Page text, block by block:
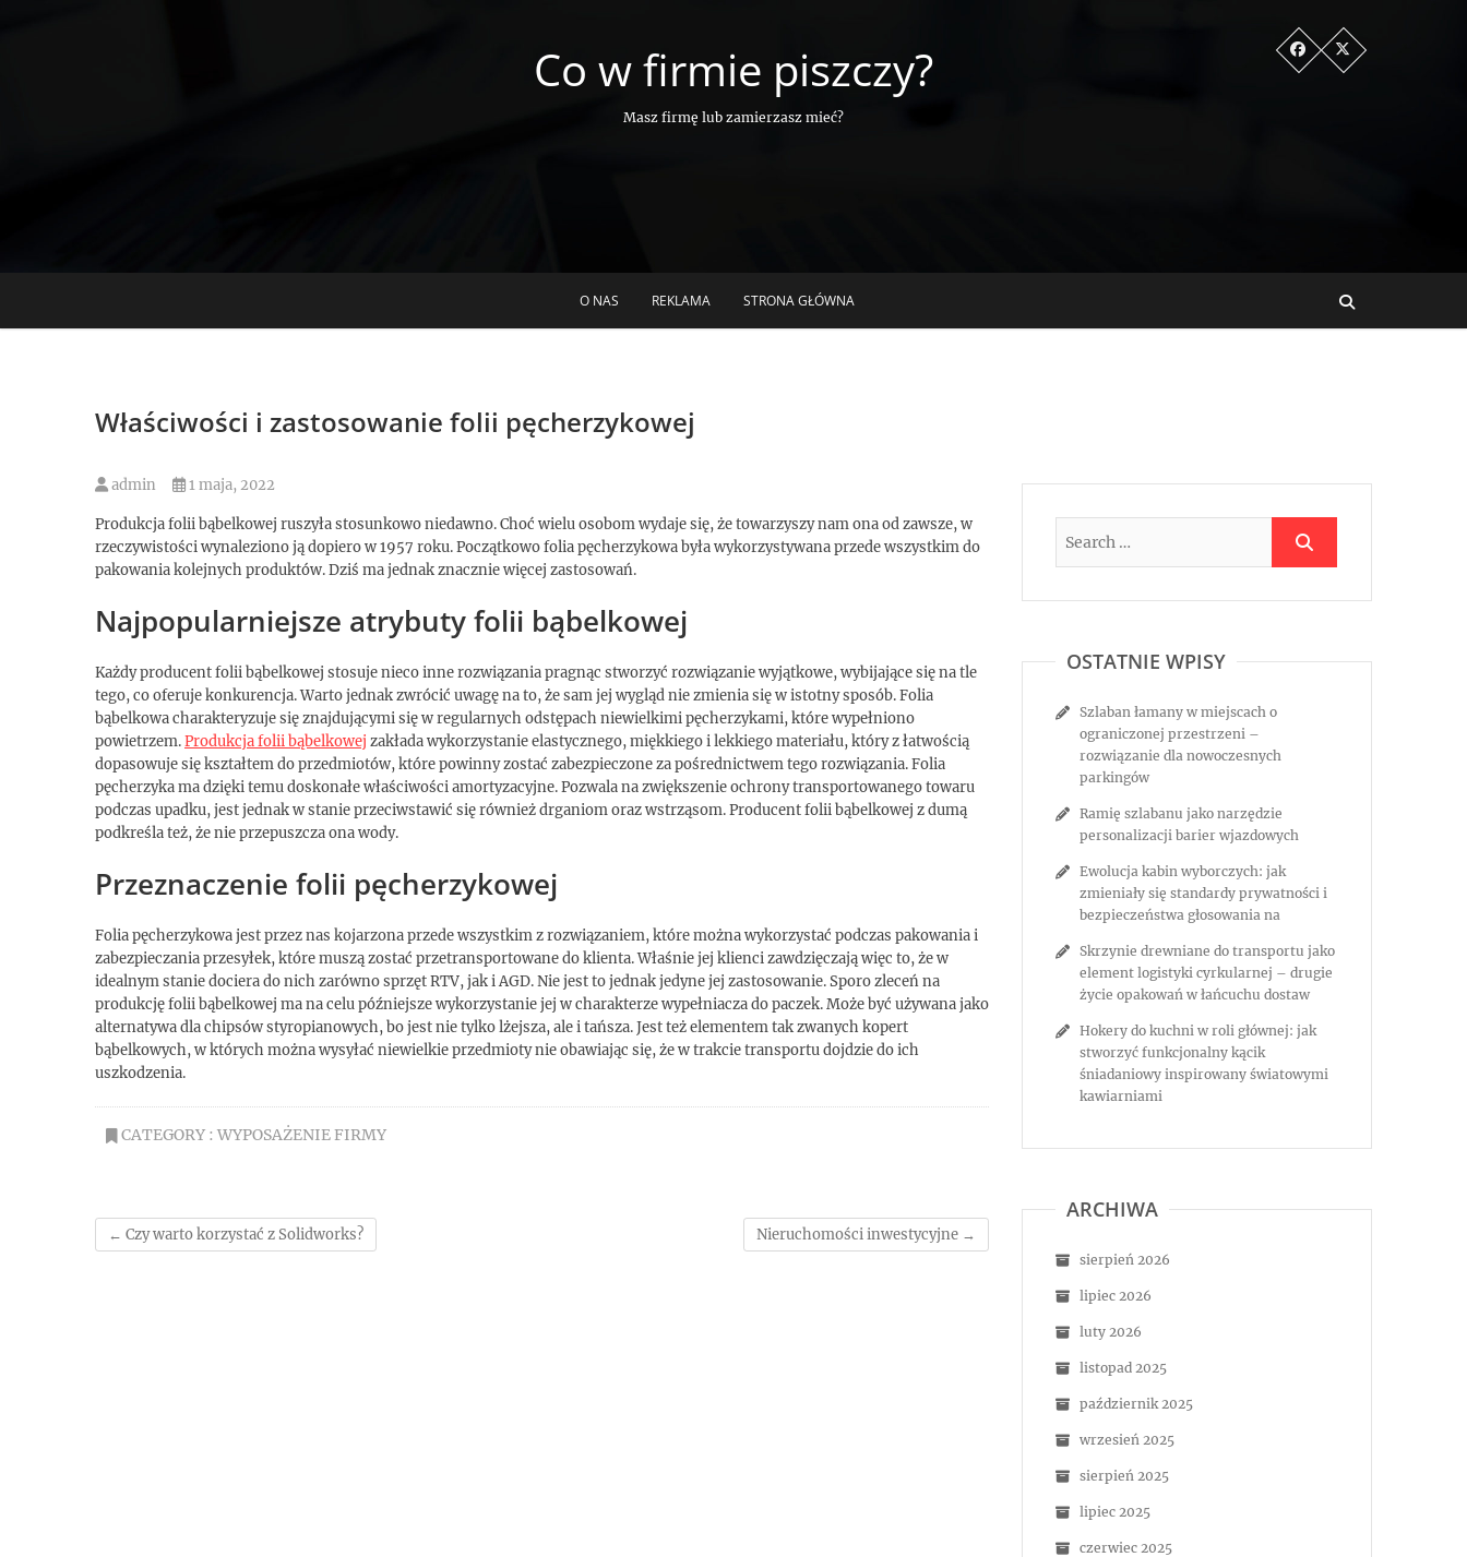
Co w firmie piszczy?
Masz firmę lub zamierzasz mieć?
O NAS REKLAMA STRONA GŁÓWNA
Właściwości i zastosowanie folii pęcherzykowej
admin 1 maja, 2022
Produkcja folii bąbelkowej ruszyła stosunkowo niedawno. Choć wielu osobom wydaje się, że towarzyszy nam ona od zawsze, w
rzeczywistości wynaleziono ją dopiero w 1957 roku. Początkowo folia pęcherzykowa była wykorzystywana przede wszystkim do
pakowania kolejnych produktów. Dziś ma jednak znacznie więcej zastosowań.
Najpopularniejsze atrybuty folii bąbelkowej
Każdy producent folii bąbelkowej stosuje nieco inne rozwiązania pragnąc stworzyć rozwiązanie wyjątkowe, wybijające się na tle
tego, co oferuje konkurencja. Warto jednak zwrócić uwagę na to, że sam jej wygląd nie zmienia się w istotny sposób. Folia
bąbelkowa charakteryzuje się znajdującymi się w regularnych odstępach niewielkimi pęcherzykami, które wypełniono
powietrzem.Produkcja folii bąbelkowej zakłada wykorzystanie elastycznego, miękkiego i lekkiego materiału, który z łatwością
dopasowuje się kształtem do przedmiotów, które powinny zostać zabezpieczone za pośrednictwem tego rozwiązania. Folia
pęcherzyka ma dzięki temu doskonałe właściwości amortyzacyjne. Pozwala na zwiększenie ochrony transportowanego towaru
podczas upadku, jest jednak w stanie przeciwstawić się również drganiom oraz wstrząsom. Producent folii bąbelkowej z dumą
podkreśla też, że nie przepuszcza ona wody.
Przeznaczenie folii pęcherzykowej
Folia pęcherzykowa jest przez nas kojarzona przede wszystkim z rozwiązaniem, które można wykorzystać podczas pakowania i
zabezpieczania przesyłek, które muszą zostać przetransportowane do klienta. Właśnie jej klienci zawdzięczają więc to, że w
idealnym stanie dociera do nich zarówno sprzęt RTV, jak i AGD. Nie jest to jednak jedyne jej zastosowanie. Sporo zleceń na
produkcję folii bąbelkowej ma na celu późniejsze wykorzystanie jej w charakterze wypełniacza do paczek. Może być używana jako
alternatywa dla chipsów styropianowych, bo jest nie tylko lżejsza, ale i tańsza. Jest też elementem tak zwanych kopert
bąbelkowych, w których można wysyłać niewielkie przedmioty nie obawiając się, że w trakcie transportu dojdzie do ich
uszkodzenia.
CATEGORY : WYPOSAŻENIE FIRMY
← Czy warto korzystać z Solidworks? Nieruchomości inwestycyjne →
OSTATNIE WPISY
Szlaban łamany w miejscach o
ograniczonej przestrzeni –
rozwiązanie dla nowoczesnych
parkingów
Ramię szlabanu jako narzędzie
personalizacji barier wjazdowych
Ewolucja kabin wyborczych: jak
zmieniały się standardy prywatności i
bezpieczeństwa głosowania na
Skrzynie drewniane do transportu jako
element logistyki cyrkularnej – drugie
życie opakowań w łańcuchu dostaw
Hokery do kuchni w roli głównej: jak
stworzyć funkcjonalny kącik
śniadaniowy inspirowany światowymi
kawiarniami
ARCHIWA
sierpień 2026
lipiec 2026
luty 2026
listopad 2025
październik 2025
wrzesień 2025
sierpień 2025
lipiec 2025
czerwiec 2025